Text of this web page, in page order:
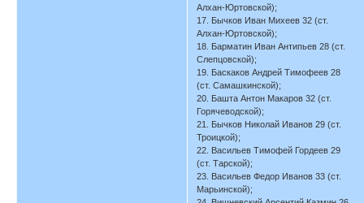
Алхан-Юртовской);
17. Бычков Иван Михеев 32 (ст.
Алхан-Юртовской);
18. Барматин Иван Антипьев 28 (ст.
Слепцовской);
19. Баскаков Андрей Тимофеев 28
(ст. Самашкинской);
20. Башта Антон Макаров 32 (ст.
Горячеводской);
21. Бычков Николай Иванов 29 (ст.
Троицкой);
22. Васильев Тимофей Гордеев 29
(ст. Тарской);
23. Васильев Федор Иванов 33 (ст.
Марьинской);